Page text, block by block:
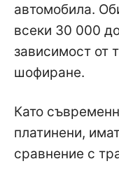
автомобила.
всеки 30 000
зависимост от
шофиране.
Като
платинени,
сравнение с